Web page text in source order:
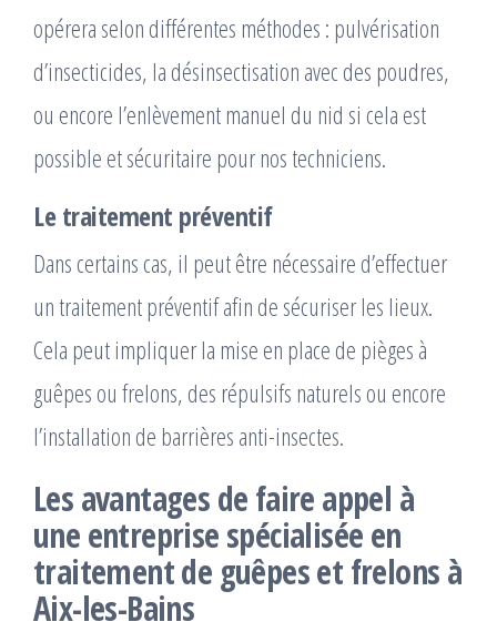
opérera selon différentes méthodes : pulvérisation
d’insecticides, la désinsectisation avec des poudres,
ou encore l’enlèvement manuel du nid si cela est
possible et sécuritaire pour nos techniciens.
Le traitement préventif
Dans certains cas, il peut être nécessaire d’effectuer
un traitement préventif afin de sécuriser les lieux.
Cela peut impliquer la mise en place de pièges à
guêpes ou frelons, des répulsifs naturels ou encore
l’installation de barrières anti-insectes.
Les avantages de faire appel à
une entreprise spécialisée en
traitement de guêpes et frelons à
Aix-les-Bains